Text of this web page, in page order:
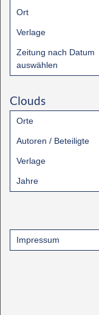
Ort
Verlage
Zeitung nach Datum
auswählen
Clouds
Orte
Autoren / Beteiligte
Verlage
Jahre
Impressum